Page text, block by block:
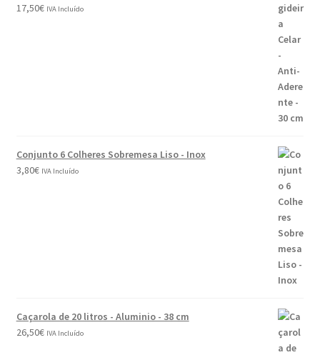
17,50€ IVA Incluído
Conjunto 6 Colheres Sobremesa Liso - Inox
3,80€ IVA Incluído
Caçarola de 20 litros - Aluminio - 38 cm
26,50€ IVA Incluído